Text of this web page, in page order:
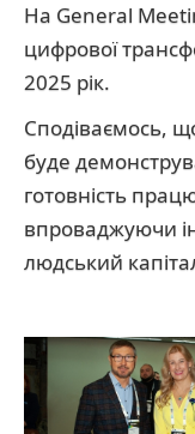
На General
цифрової
2025 рік.
Сподіваємось, що
буде
готовність
впроваджуючи
людський